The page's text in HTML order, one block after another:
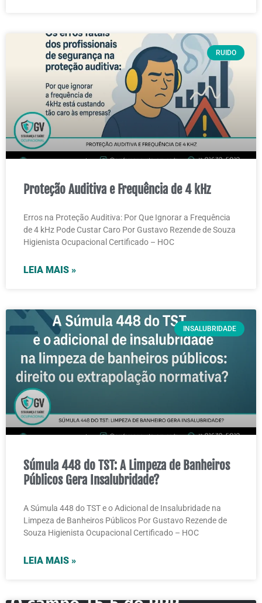
RUIDO
Proteção Auditiva e Frequência de 4 kHz
Erros na Proteção Auditiva: Por Que Ignorar a Frequência
de 4 kHz Pode Custar Caro Por Gustavo Rezende de Souza
Higienista Ocupacional Certificado – HOC
LEIA MAIS »
INSALUBRIDADE
Súmula 448 do TST: A Limpeza de Banheiros
Públicos Gera Insalubridade?
A Súmula 448 do TST e o Adicional de Insalubridade na
Limpeza de Banheiros Públicos Por Gustavo Rezende de
Souza Higienista Ocupacional Certificado – HOC
LEIA MAIS »